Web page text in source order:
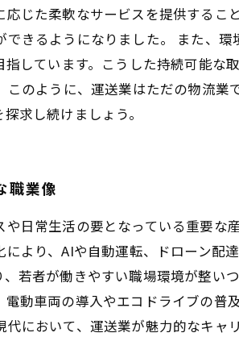
じた柔軟なサービスを提供する
きるようになりました。 また、
しています。こうした持続可能な
のように、運送業はただの物流
求し続けましょう。
職業像
日常生活の要となっている重要な
より、AIや自動運転、ドローン配
若者が働きやすい職場環境が整い
動車両の導入やエコドライブの普
において、運送業が魅力的なキ